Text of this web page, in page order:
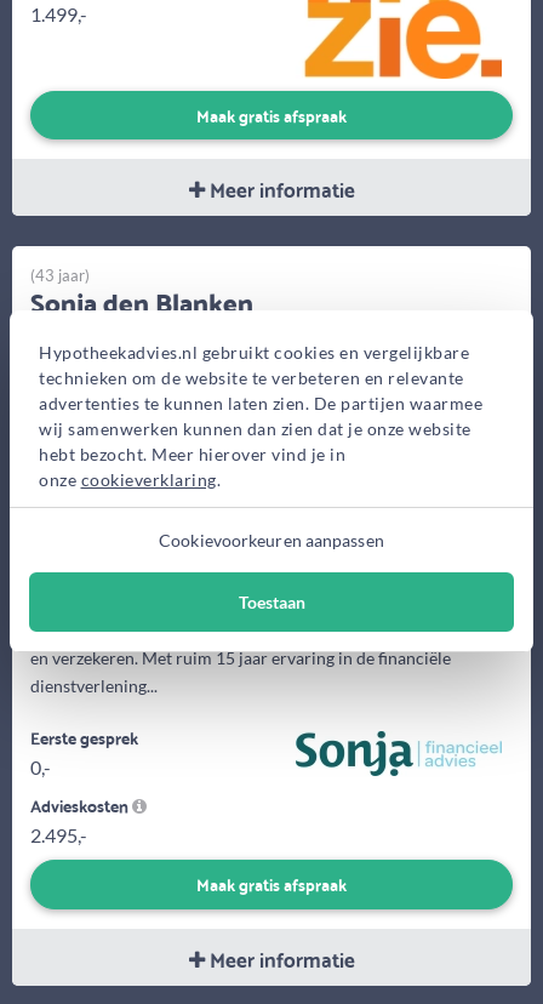
Hypotheekadvies.nl gebruikt cookies en vergelijkbare
technieken om de website te verbeteren en relevante
advertenties te kunnen laten zien. De partijen waarmee
wij samenwerken kunnen dan zien dat je onze website
hebt bezocht. Meer hierover vind je in
onze cookieverklaring.
Cookievoorkeuren aanpassen
Toestaan
1.499,-
Maak gratis afspraak
Meer informatie
Rijksweg 54, Naarden
Bekijk op kaart
Persoonlijk advies en begeleiding op het gebied van hypotheken
en verzekeren. Met ruim 15 jaar ervaring in de financiële
dienstverlening...
(43 jaar)
Sonja den Blanken
Eerste gesprek
0,-
Advieskosten
2.495,-
Maak gratis afspraak
Meer informatie